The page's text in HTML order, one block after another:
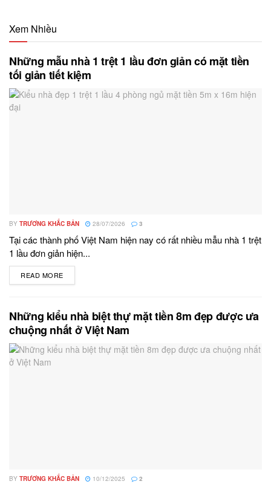
Xem Nhiều
Những mẫu nhà 1 trệt 1 lầu đơn giản có mặt tiền
tối giản tiết kiệm
BY TRƯƠNG KHẮC BẢN 28/07/2026 3
Tại các thành phố Việt Nam hiện nay có rất nhiều mẫu nhà 1 trệt
1 lầu đơn giản hiện...
READ MORE
Những kiểu nhà biệt thự mặt tiền 8m đẹp được ưa
chuộng nhất ở Việt Nam
BY TRƯƠNG KHẮC BẢN 10/12/2025 2